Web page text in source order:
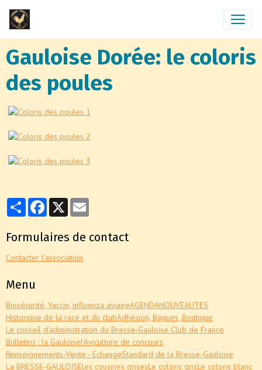
Gauloise Dorée: le coloris
des poules
PartagerFacebook
X
Formulaires de contact
Contacter l'association
Menu
Biosécurité, Vaccin, influenza aviaireAGENDANOUVEAUTES
Historique de la race et du clubAdhésion, Bagues, Boutique
Le conseil d'administration du Bresse-Gauloise Club de France
Bulletins : la Gauloisel'Aviculture de concours
Renseignements-Vente - EchangeStandard de la Bresse-Gauloise
La BRESSE-GAULOISEles cousines grisesLe coloris grisLe coloris blanc